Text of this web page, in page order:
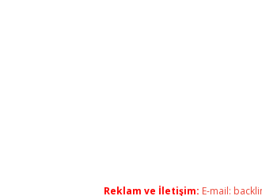
Reklam ve İletişim: E-mail: